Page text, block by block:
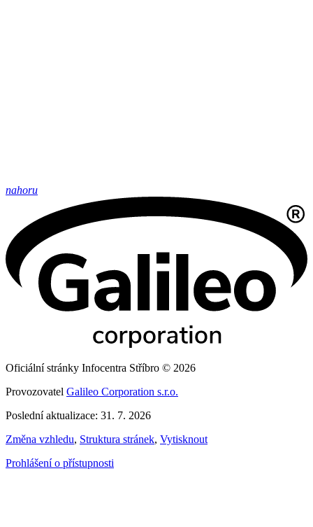
nahoru
Oficiální stránky Infocentra Stříbro © 2026
Provozovatel Galileo Corporation s.r.o.
Poslední aktualizace: 31. 7. 2026
Změna vzhledu, Struktura stránek, Vytisknout
Prohlášení o přístupnosti